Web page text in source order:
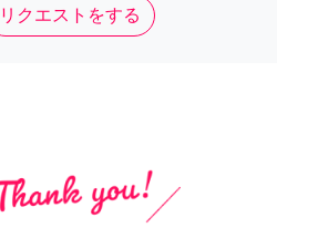
リクエストをする